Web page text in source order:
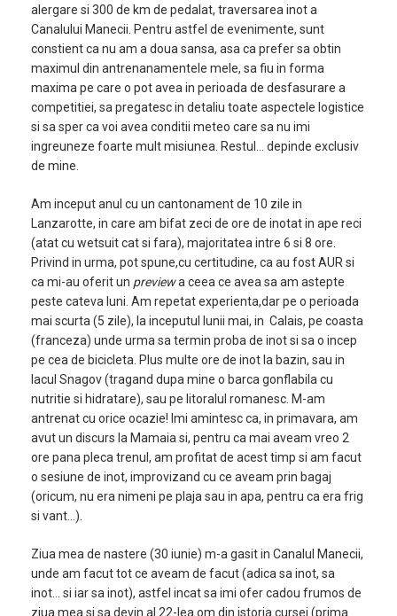
alergare si 300 de km de pedalat, traversarea inot a
Canalului Manecii. Pentru astfel de evenimente, sunt
constient ca nu am a doua sansa, asa ca prefer sa obtin
maximul din antrenanamentele mele, sa fiu in forma
maxima pe care o pot avea in perioada de desfasurare a
competitiei, sa pregatesc in detaliu toate aspectele logistice
si sa sper ca voi avea conditii meteo care sa nu imi
ingreuneze foarte mult misiunea. Restul… depinde exclusiv
de mine.
Am inceput anul cu un cantonament de 10 zile in
Lanzarotte, in care am bifat zeci de ore de inotat in ape reci
(atat cu wetsuit cat si fara), majoritatea intre 6 si 8 ore.
Privind in urma, pot spune,cu certitudine, ca au fost AUR si
ca mi-au oferit un previewa ceea ce avea sa am astepte
peste cateva luni. Am repetat experienta,dar pe o perioada
mai scurta (5 zile), la inceputul lunii mai, in Calais, pe coasta
(franceza) unde urma sa termin proba de inot si sa o incep
pe cea de bicicleta. Plus multe ore de inot la bazin, sau in
lacul Snagov (tragand dupa mine o barca gonflabila cu
nutritie si hidratare), sau pe litoralul romanesc. M-am
antrenat cu orice ocazie! Imi amintesc ca, in primavara, am
avut un discurs la Mamaia si, pentru ca mai aveam vreo 2
ore pana pleca trenul, am profitat de acest timp si am facut
o sesiune de inot, improvizand cu ce aveam prin bagaj
(oricum, nu era nimeni pe plaja sau in apa, pentru ca era frig
si vant…).
Ziua mea de nastere (30 iunie) m-a gasit in Canalul Manecii,
unde am facut tot ce aveam de facut (adica sa inot, sa
inot… si iar sa inot), astfel incat sa imi ofer cadou frumos de
ziua mea si sa devin al 22-lea om din istoria cursei (prima